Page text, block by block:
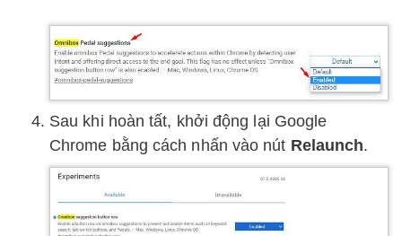
Sau khi hoàn tất, khởi động lại Google
Chrome bằng cách nhấn vào nút Relaunch.